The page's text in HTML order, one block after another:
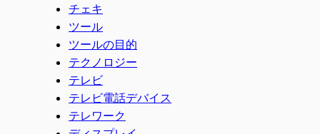
チェキ
ツール
ツールの目的
テクノロジー
テレビ
テレビ電話デバイス
テレワーク